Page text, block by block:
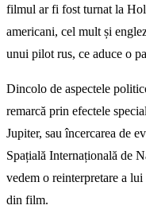
filmul ar fi fost turnat la
americani, cel mult și
unui pilot rus, ce aduce o
Dincolo de aspectele
remarcă prin efectele
Jupiter, sau încercarea de
Spațială Internațională de
vedem o reinterpretare a
din film.